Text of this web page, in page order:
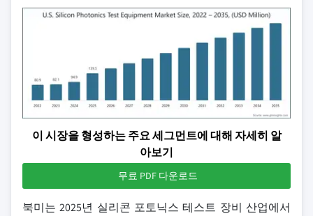
이 시장을 형성하는 주요 세그먼트에 대해 자세히 알
아보기
무료 PDF 다운로드
북미는 2025년 실리콘 포토닉스 테스트 장비 산업에서